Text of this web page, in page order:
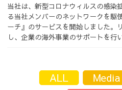
当社は、新型コロナウィルスの感染
る当社メンバーのネットワークを駆
ーチ』のサービスを開始しました。
し、企業の海外事業のサポートを
ALL Media